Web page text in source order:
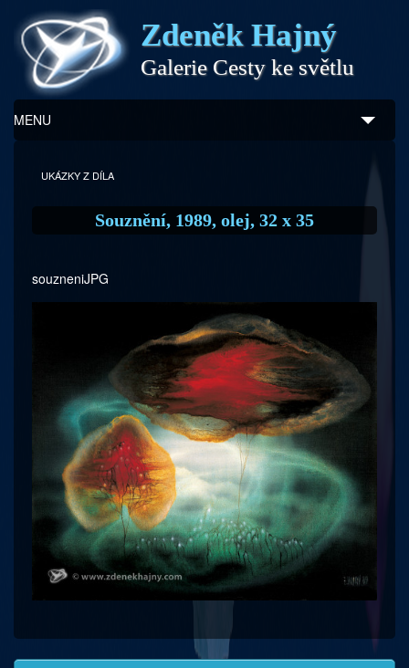
Zdeněk Hajný
Galerie Cesty ke světlu
MENU
Galerie
Doprovodný prodej
Kontakty
UKÁZKY Z DÍLA
Souznění, 1989, olej, 32 x 35
souzneniJPG